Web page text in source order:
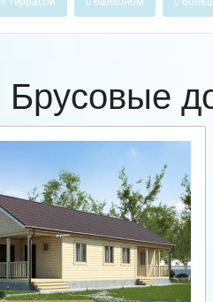
Брусовые